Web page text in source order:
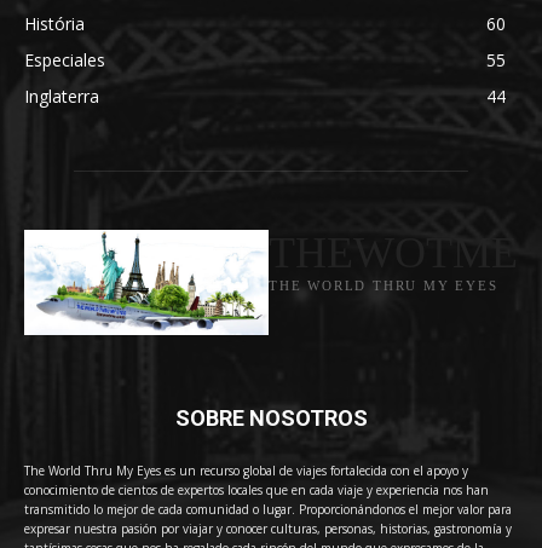
História
60
Especiales
55
Inglaterra
44
THE WORLD THRU MY EYES
SOBRE NOSOTROS
The World Thru My Eyes es un recurso global de viajes fortalecida con el apoyo y
conocimiento de cientos de expertos locales que en cada viaje y experiencia nos han
transmitido lo mejor de cada comunidad o lugar. Proporcionándonos el mejor valor para
expresar nuestra pasión por viajar y conocer culturas, personas, historias, gastronomía y